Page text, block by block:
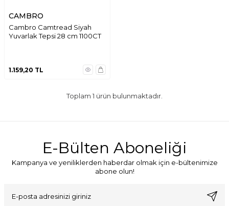
CAMBRO
Cambro Camtread Siyah
Yuvarlak Tepsi 28 cm 1100CT
1.159,20 TL
Toplam 1 ürün bulunmaktadır.
E-Bülten Aboneliği
Kampanya ve yeniliklerden haberdar olmak için e-bültenimize
abone olun!